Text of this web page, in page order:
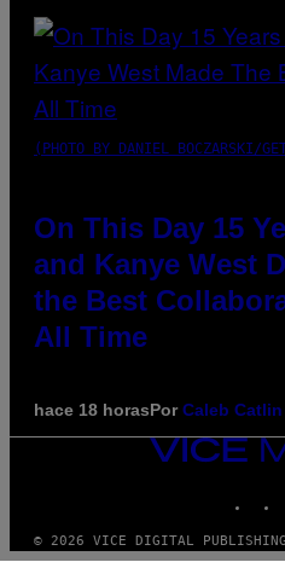
(PHOTO BY DANIEL BOCZARSKI/
On This Day 15
and Kanye West
the Best
All Time
hace 18 horasPorCaleb Catlin
VICE
MEDIA
© 2026 VICE DIGITAL